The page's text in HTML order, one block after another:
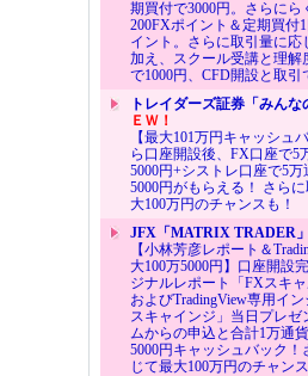
期買付で3000円。さらに
200FXポイント＆定期買付
イント。さらに取引量に応
加え、スクール受講と理解
で1000円、CFD開設と取引
トレイダーズ証券「みんな
ＥＷ！
【最大101万円キャッシュ
ら口座開設後、FX口座で5
5000円+シストレ口座で5
5000円がもらえる！ さら
大100万円のチャンスも！
JFX「MATRIX TRADER」
【小林芳彦レポート＆
大100万5000円】口座開設
ジナルレポート「FXスキャ
およびTradingView専用イ
スキャインジ」当日プレゼ
ムからの申込と合計1万通
5000円キャッシュバック
じて最大100万円のチャンス